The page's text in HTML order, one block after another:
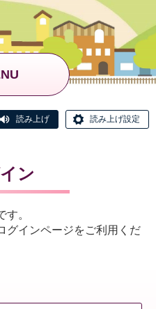
読み上げ 読み上げ設定
ン
。
グインページをご利用くだ